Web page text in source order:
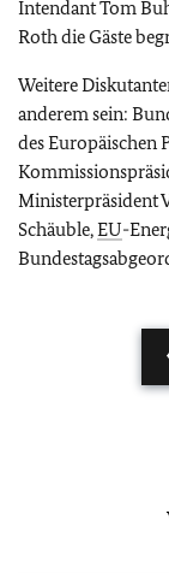
Intendant Tom
Roth die Gäste
Weitere
anderem sein:
des Europäischen
Ministerpräsident
Schäuble,EU-